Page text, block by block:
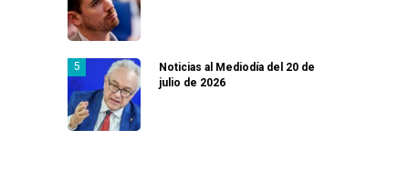
Noticias al Mediodía del 20 de
julio de 2026